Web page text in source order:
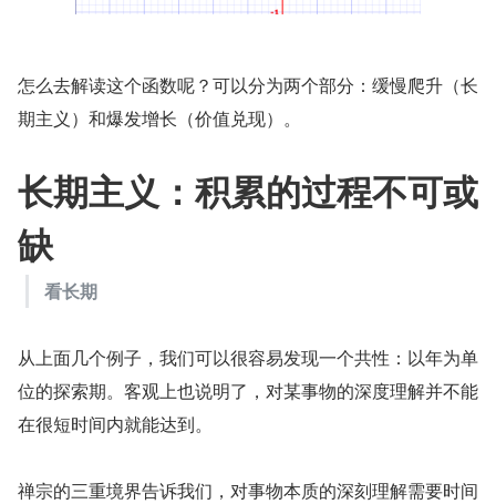
怎么去解读这个函数呢？可以分为两个部分：缓慢爬升（长
期主义）和爆发增长（价值兑现）。
长期主义：积累的过程不可或
缺
看长期
从上面几个例子，我们可以很容易发现一个共性：以年为单
位的探索期。客观上也说明了，对某事物的深度理解并不能
在很短时间内就能达到。
禅宗的三重境界告诉我们，对事物本质的深刻理解需要时间